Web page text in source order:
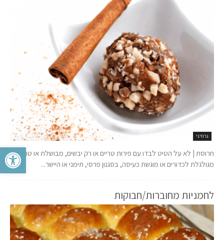
פתח
גרוזיני
חרוסת | לא על הטיט לבדו עם פירות טריים או רק יבשים, מבושלת או טחונה,
מגולגלת לכדורים או מוגשת כעיסה, בסגנון פרסי, תימני או היישר...
לחמניות מחוברות/חבוקות